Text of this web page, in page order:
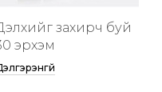
захирч буй
эрхэм